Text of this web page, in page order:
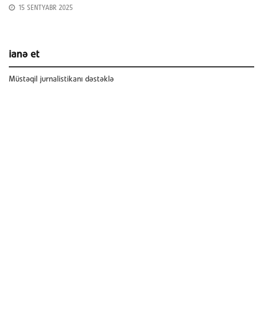
15 SENTYABR 2025
ianə et
Müstəqil jurnalistikanı dəstəklə